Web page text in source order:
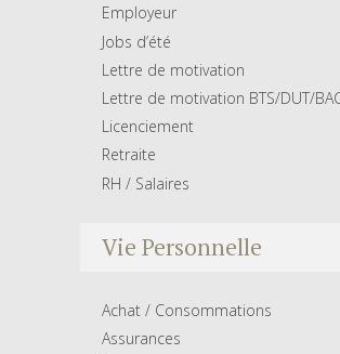
Employeur
Jobs d’été
Lettre de motivation
Lettre de motivation BTS/DUT/
Licenciement
Retraite
RH / Salaires
Vie Personnelle
Achat / Consommations
Assurances